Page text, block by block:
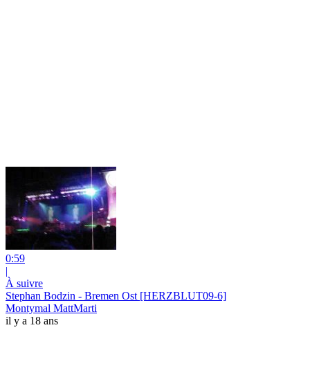
0:59
|
À suivre
Stephan Bodzin - Bremen Ost [HERZBLUT09-6]
Montymal MattMarti
il y a 18 ans